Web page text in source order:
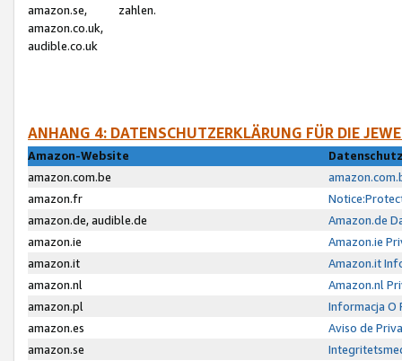
amazon.se,
amazon.co.uk,
audible.co.uk
zahlen.
ANHANG 4: DATENSCHUTZERKLÄRUNG FÜR DIE
Amazon-Website
amazon.com.be
amazon.fr
amazon.de, audible.de
Amazon.de
amazon.ie
Amazon.ie
amazon.it
Amazon.it
amazon.nl
Amazon.nl
amazon.pl
Informacja O
amazon.es
Aviso de
amazon.se